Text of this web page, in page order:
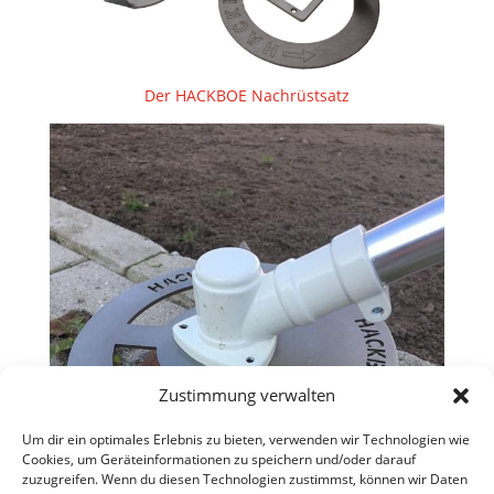
Zustimmung verwalten
Um dir ein optimales Erlebnis zu bieten, verwenden wir Technologien wie
Cookies, um Geräteinformationen zu speichern und/oder darauf
zuzugreifen. Wenn du diesen Technologien zustimmst, können wir Daten
Der HACKBOE Nachrüstsatz